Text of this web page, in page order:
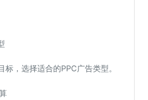
标，选择适合的PPC广告类型。